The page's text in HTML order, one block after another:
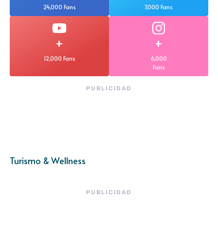
24,000 Fans 7,000 Fans
+
12,000 Fans
+
6,000
Fans
PUBLICIDAD
Turismo & Wellness
PUBLICIDAD